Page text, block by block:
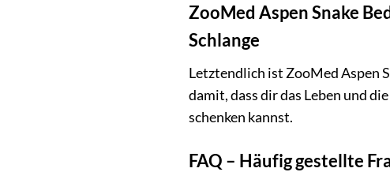
ZooMed Aspen Snake
Schlange
Letztendlich ist ZooMed Aspen
damit, dass dir das Leben und
schenken kannst.
FAQ – Häufig gestellte